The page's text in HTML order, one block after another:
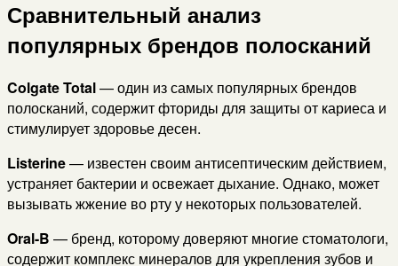
Сравнительный анализ
популярных брендов полосканий
Colgate Total— один из самых популярных брендов
полосканий, содержит фториды для защиты от кариеса и
стимулирует здоровье десен.
Listerine— известен своим антисептическим действием,
устраняет бактерии и освежает дыхание. Однако, может
вызывать жжение во рту у некоторых пользователей.
Oral-B — бренд, которому доверяют многие стоматологи,
содержит комплекс минералов для укрепления зубов и